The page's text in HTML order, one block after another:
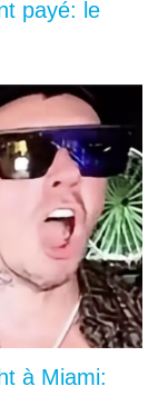
payé: le
à Miami: